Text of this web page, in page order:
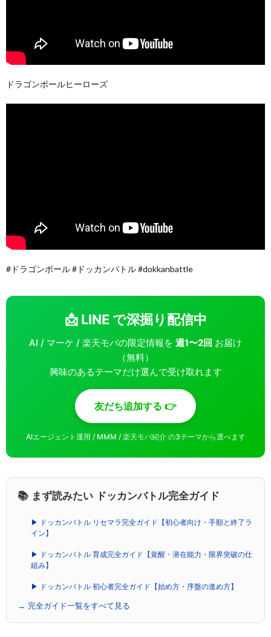
ドラゴンボールヒーローズ
#ドラゴンボール #ドッカンバトル #dokkanbattle
📩 LINE で深掘り配信中
AI / マーケ / 楽天モバの限定情報を 週1〜2回 お届け
（無料）
興味のあるテーマだけ選んで受け取れます
友だち追加する 👉
AIエージェント運用 / MMM / 楽天モバ紹介 の3テーマから選べます
📚 まず読みたい ドッカンバトル完全ガイド
▶ ドッカンバトル リセマラ完全ガイド【初心者向け・手順と終了ラ
イン】
▶ ドッカンバトル 育成完全ガイド【覚醒・潜在能力・限界突破の仕
組み】
▶ ドッカンバトル 初心者完全ガイド【始め方・序盤の進め方】
→ 完全ガイド一覧をすべて見る